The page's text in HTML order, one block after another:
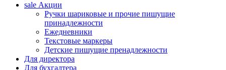
sale Акции
Ручки шариковые и прочие пишущие
принадлежности
Ежедневники
Текстовые маркеры
Детские пишущие пренадлежности
Для директора
Для бухгалтера